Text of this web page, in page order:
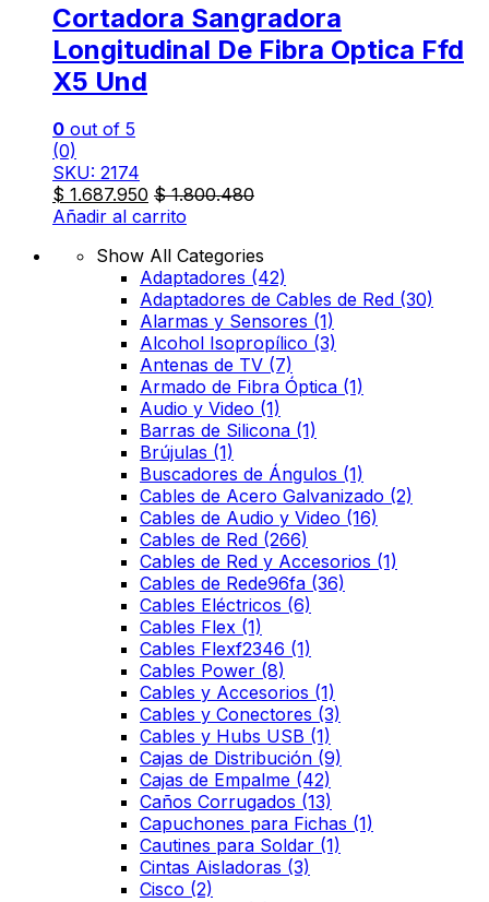
Cortadora Sangradora
Longitudinal De Fibra Optica Ffd
X5 Und
0 out of 5
(0)
SKU: 2174
$ 1.687.950 $1.800.480
Añadir al carrito
Show All Categories
Adaptadores (42)
Adaptadores de Cables de Red (30)
Alarmas y Sensores (1)
Alcohol Isopropílico (3)
Antenas de TV (7)
Armado de Fibra Óptica (1)
Audio y Video (1)
Barras de Silicona (1)
Brújulas (1)
Buscadores de Ángulos (1)
Cables de Acero Galvanizado (2)
Cables de Audio y Video (16)
Cables de Red (266)
Cables de Red y Accesorios (1)
Cables de Rede96fa (36)
Cables Eléctricos (6)
Cables Flex (1)
Cables Flexf2346 (1)
Cables Power (8)
Cables y Accesorios (1)
Cables y Conectores (3)
Cables y Hubs USB (1)
Cajas de Distribución (9)
Cajas de Empalme (42)
Caños Corrugados (13)
Capuchones para Fichas (1)
Cautines para Soldar (1)
Cintas Aisladoras (3)
Cisco (2)